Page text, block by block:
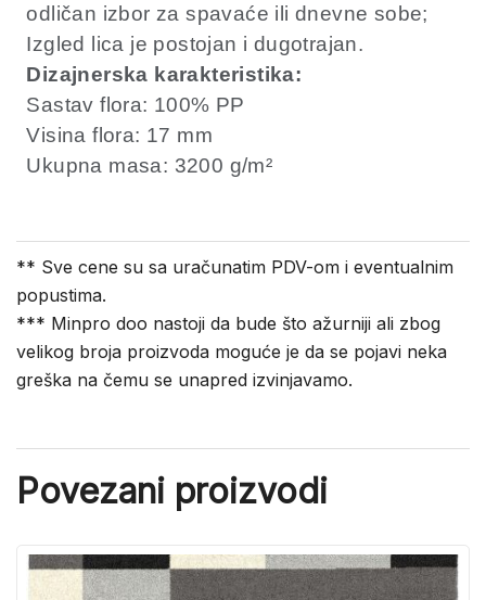
odličan izbor za spavaće ili dnevne sobe;
Izgled lica je postojan i dugotrajan.
Dizajnerska karakteristika:
Sastav flora: 100% PP
Visina flora: 17 mm
Ukupna masa: 3200 g/m²
** Sve cene su sa uračunatim PDV-om i eventualnim
popustima.
*** Minpro doo nastoji da bude što ažurniji ali zbog
velikog broja proizvoda moguće je da se pojavi neka
greška na čemu se unapred izvinjavamo.
Povezani proizvodi